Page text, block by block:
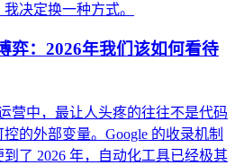
决定换一种方式。
弈：2026年我们该如何看待
营中，最让人头疼的往往不是代码
的外部变量。Google 的收录机制
了 2026 年，自动化工具已经极其